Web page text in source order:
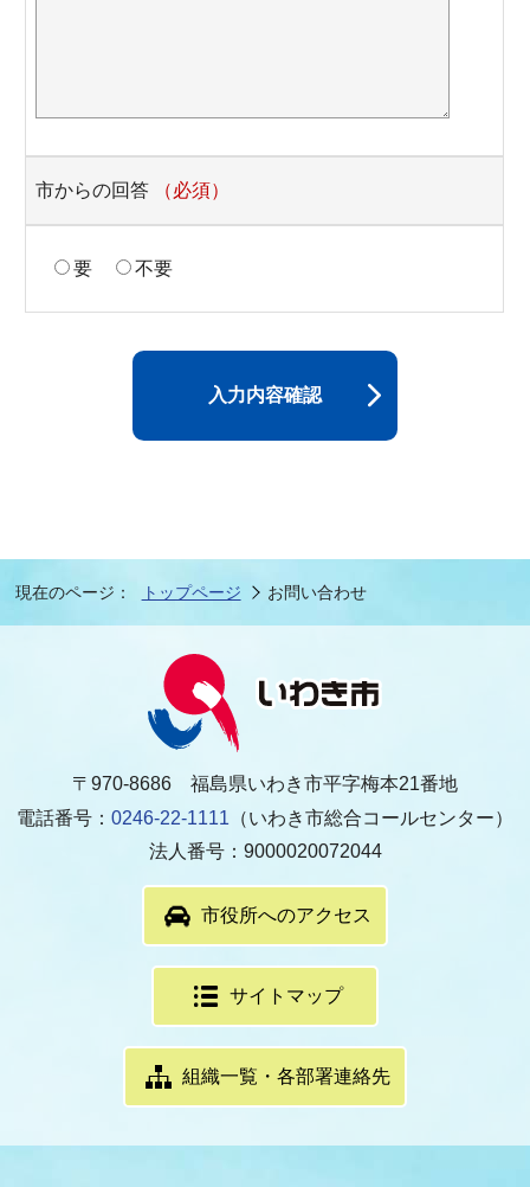
市からの回答 （必須）
要 不要
入力内容確認
現在のページ： トップページ お問い合わせ
〒970-8686 福島県いわき市平字梅本21番地
電話番号： 0246-22-1111 （いわき市総合コールセンター）
法人番号：9000020072044
市役所へのアクセス
サイトマップ
組織一覧・各部署連絡先